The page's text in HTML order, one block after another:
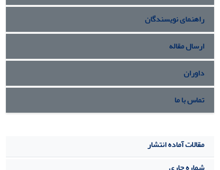
«نهادهای ارفاقی» جدید کمتر موردتوجه قضات قرارگیرند.
راهنمای نویسندگان
ارسال مقاله
داوران
تماس با ما
مقالات آماده انتشار